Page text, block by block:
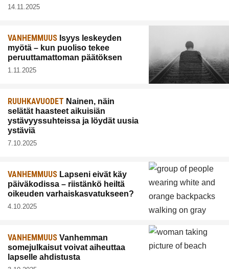
14.11.2025
VANHEMMUUS Isyys leskeyden
myötä – kun puoliso tekee
peruuttamattoman päätöksen
1.11.2025
RUUHKAVUODET Nainen, näin
selätät haasteet aikuisiän
ystävyyssuhteissa ja löydät uusia
ystäviä
7.10.2025
VANHEMMUUS Lapseni eivät käy
päiväkodissa – riistänkö heiltä
oikeuden varhaiskasvatukseen?
4.10.2025
VANHEMMUUS Vanhemman
somejulkaisut voivat aiheuttaa
lapselle ahdistusta